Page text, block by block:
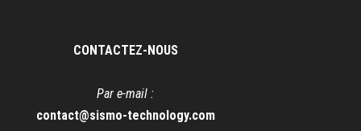
CONTACTEZ-NOUS
Par e-mail :
contact@sismo-technology.com